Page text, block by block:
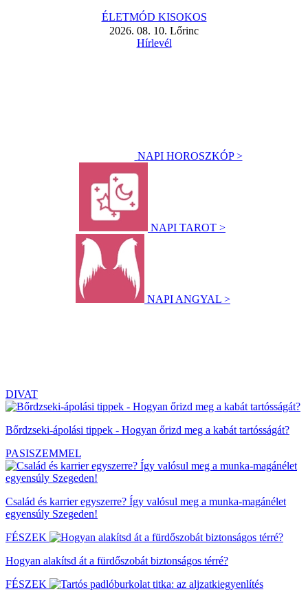
ÉLETMÓD KISOKOS
2026. 08. 10. Lőrinc
Hírlevél
NAPI HOROSZKÓP >
NAPI TAROT >
NAPI ANGYAL >
DIVAT
Bőrdzseki-ápolási tippek - Hogyan őrizd meg a kabát tartósságát?
PASISZEMMEL
Család és karrier egyszerre? Így valósul meg a munka-magánélet
egyensúly Szegeden!
FÉSZEK
Hogyan alakítsd át a fürdőszobát biztonságos térré?
FÉSZEK